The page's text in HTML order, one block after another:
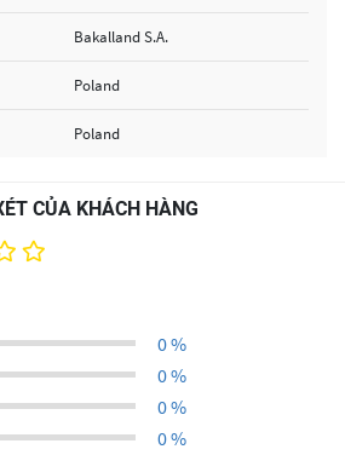
Bakalland S.A.
Poland
Poland
CỦA KHÁCH HÀNG
0 %
0 %
0 %
0 %